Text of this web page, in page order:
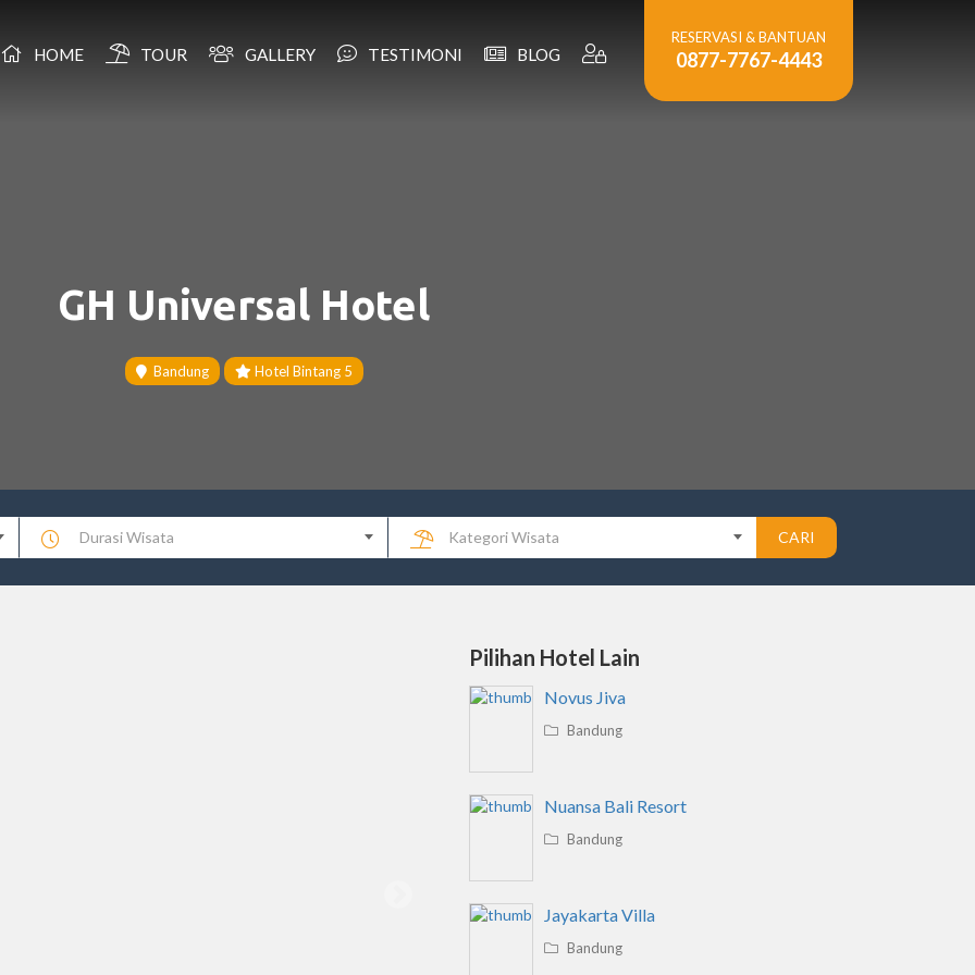
HOME TOUR GALLERY TESTIMONI BLOG
RESERVASI & BANTUAN
0877-7767-4443
GH Universal Hotel
Bandung Hotel Bintang 5
Durasi Wisata Kategori Wisata CARI
Pilihan Hotel Lain
Novus Jiva
Bandung
Nuansa Bali Resort
Bandung
Jayakarta Villa
Bandung